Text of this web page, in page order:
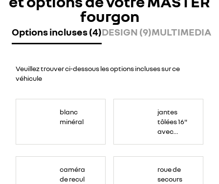
fourgon
Options incluses (4)DESIGN (9)MULTIMEDIA
Veuillez trouver ci-dessous les options incluses sur ce
véhicule
blanc
minéral
jantes
tôlées 16"
avec
caméra
de recul
roue de
secours